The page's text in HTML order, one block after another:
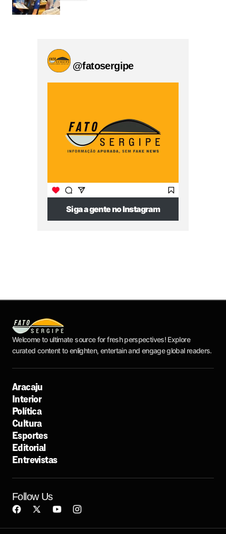
@fatosergipe
Siga a gente no Instagram
Welcome to ultimate source for fresh perspectives! Explore
curated content to enlighten, entertain and engage global readers.
Aracaju
Interior
Política
Cultura
Esportes
Editorial
Entrevistas
Follow Us